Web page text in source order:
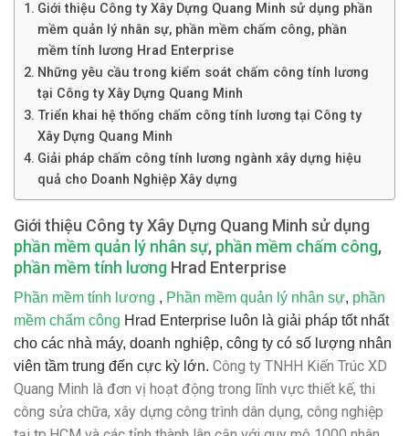
Giới thiệu Công ty Xây Dựng Quang Minh sử dụng phần
mềm quản lý nhân sự, phần mềm chấm công, phần
mềm tính lương Hrad Enterprise
Những yêu cầu trong kiểm soát chấm công tính lương
tại Công ty Xây Dựng Quang Minh
Triển khai hệ thống chấm công tính lương tại Công ty
Xây Dựng Quang Minh
Giải pháp chấm công tính lương ngành xây dựng hiệu
quả cho Doanh Nghiệp Xây dựng
Giới thiệu Công ty Xây Dựng Quang Minh sử dụng
phần mềm quản lý nhân sự, phần mềm chấm công,
phần mềm tính lương Hrad Enterprise
Phần mềm tính lương , Phần mềm quản lý nhân sự, phần
mềm chấm công Hrad Enterprise luôn là giải pháp tốt nhất
cho các nhà máy, doanh nghiệp, công ty có số lượng nhân
viên tầm trung đến cực kỳ lớn. Công ty TNHH Kiến Trúc XD
Quang Minh là đơn vị hoạt động trong lĩnh vực thiết kế, thi
công sửa chữa, xây dựng công trình dân dụng, công nghiệp